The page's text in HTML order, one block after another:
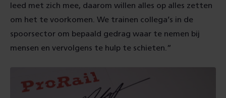
leed met zich mee, daarom willen alles op alles zetten
om het te voorkomen. We trainen collega’s in de
spoorsector om bepaald gedrag waar te nemen bij
mensen en vervolgens te hulp te schieten.”